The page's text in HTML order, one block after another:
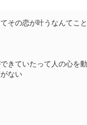
その恋が叶うなんてこ
きていたって人の心を
ない